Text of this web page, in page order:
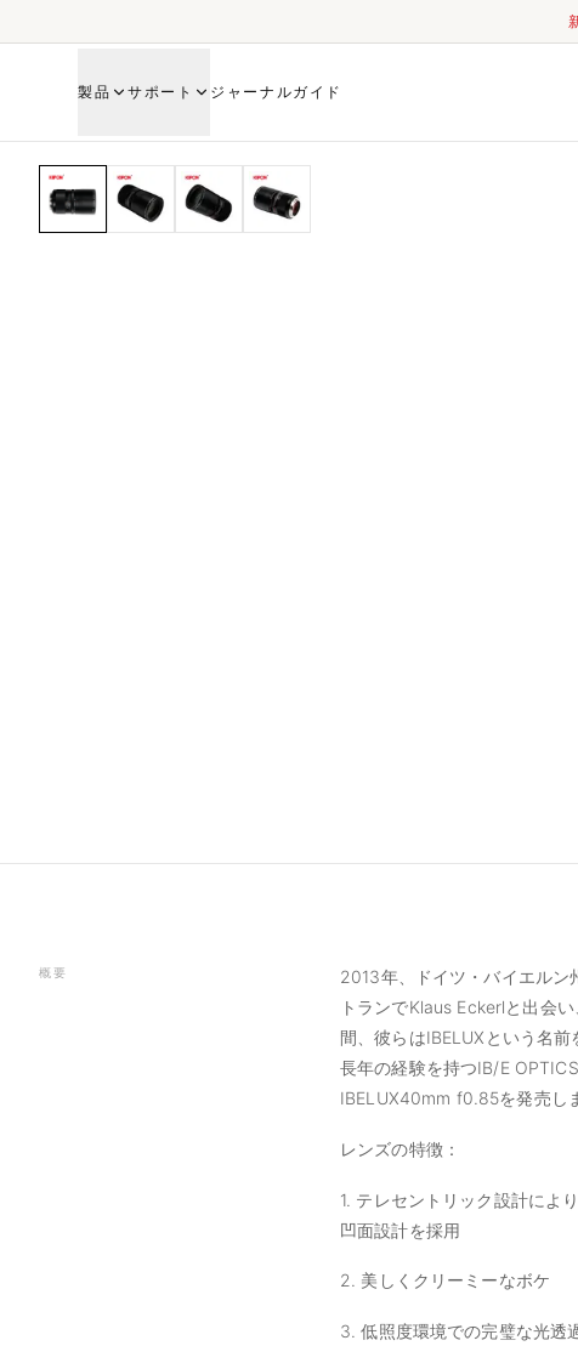
製品 サポート ジャーナルガイド
HOME SHOP IBELUX 40/0.85 MARK III
概要
2013年、ドイツ・バイエルン
トランでKlaus Eckerlと出会
間、彼らはIBELUXという名
長年の経験を持つIB/E
IBELUX40mm f0.85を発売し
レンズの特徴：
1. テレセントリック設計によ
凹面設計を採用
2. 美しくクリーミーなボケ
3. 低照度環境での完璧な光透